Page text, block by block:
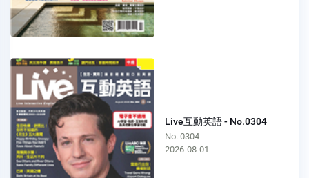
Live互動英語 - No.0304
No. 0304
2026-08-01